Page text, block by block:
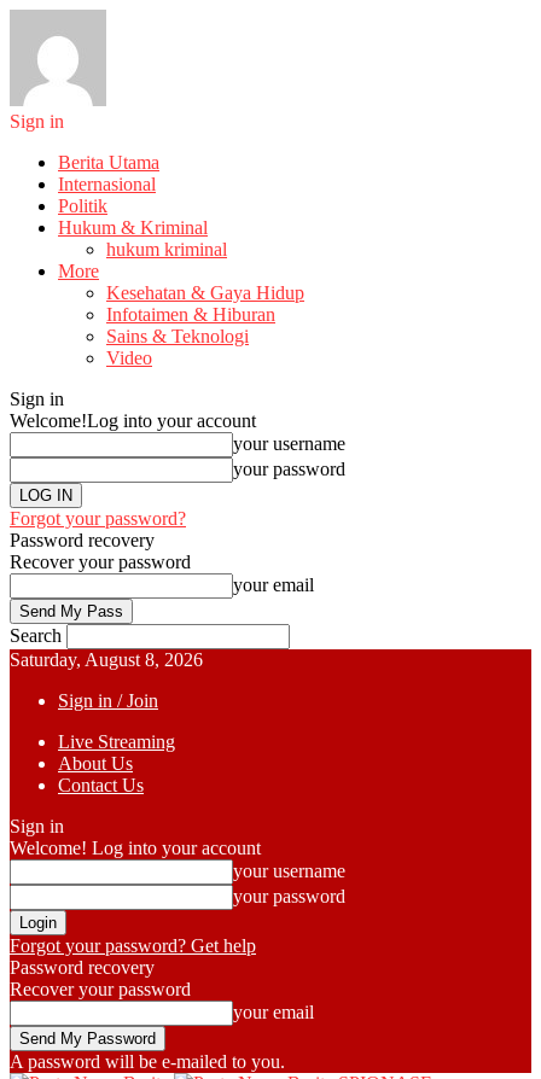
Sign in
Berita Utama
Internasional
Politik
Hukum & Kriminal
hukum kriminal
More
Kesehatan & Gaya Hidup
Infotaimen & Hiburan
Sains & Teknologi
Video
Sign in
Welcome!Log into your account
your username
your password
Forgot your password?
Password recovery
Recover your password
your email
Search
Saturday, August 8, 2026
Sign in / Join
Live Streaming
About Us
Contact Us
Sign in
Welcome! Log into your account
your username
your password
Forgot your password? Get help
Password recovery
Recover your password
your email
A password will be e-mailed to you.